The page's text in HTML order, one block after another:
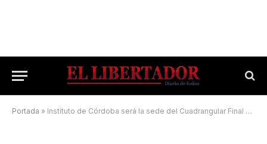
Portada » Instituto de Córdoba será la sede del Cuadrangular Final del Torneo Federal